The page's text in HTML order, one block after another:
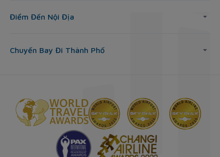
Điểm Đến Nội Địa
Chuyến Bay Đi Thành Phố